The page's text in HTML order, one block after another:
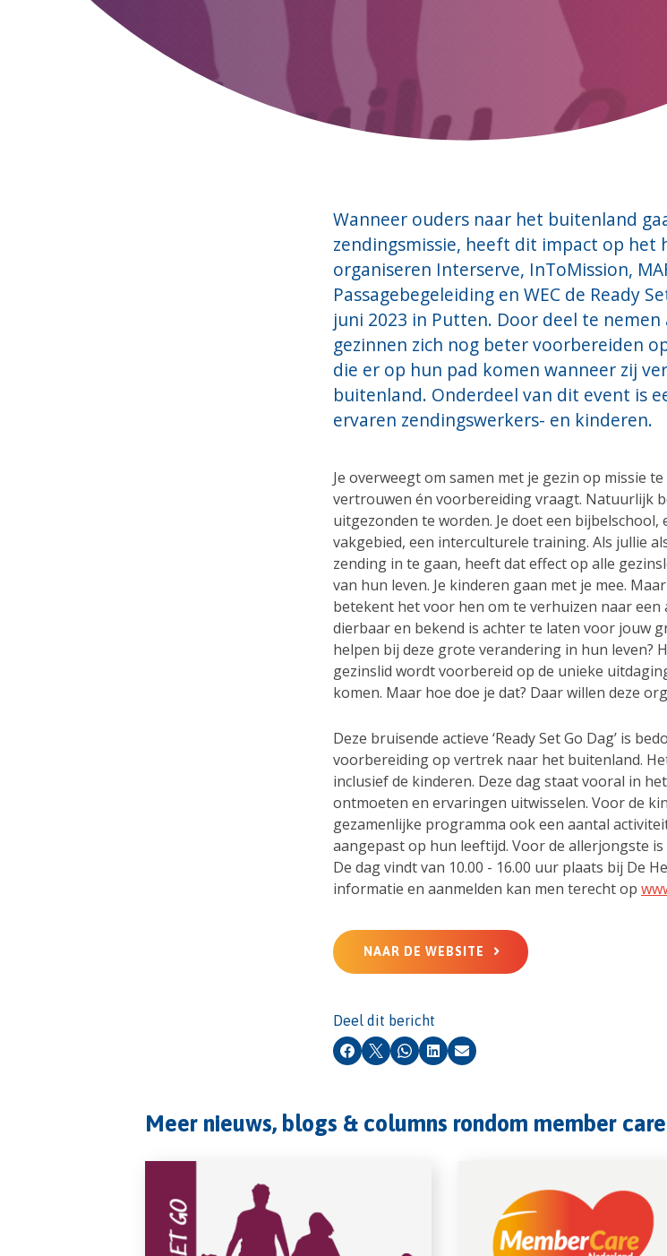
Wanneer ouders naar het buitenland
zendingsmissie, heeft dit impact op het
organiseren Interserve, InToMission,
Passagebegeleiding en WEC de Ready
juni 2023 in Putten. Door deel te nemen
gezinnen zich nog beter voorbereiden
die er op hun pad komen wanneer zij
buitenland. Onderdeel van dit event is
ervaren zendingswerkers- en kinderen.
Je overweegt om samen met je gezin op missie
vertrouwen én voorbereiding vraagt. Natuurlijk
uitgezonden te worden. Je doet een
vakgebied, een interculturele training. Als jullie
zending in te gaan, heeft dat effect op alle
van hun leven. Je kinderen gaan met je mee.
betekent het voor hen om te verhuizen naar een
dierbaar en bekend is achter te laten voor jouw
helpen bij deze grote verandering in hun leven?
gezinslid wordt voorbereid op de unieke
komen. Maar hoe doe je dat? Daar willen deze
Deze bruisende actieve ‘Ready Set Go Dag’ is
voorbereiding op vertrek naar het buitenland.
inclusief de kinderen. Deze dag staat vooral in
ontmoeten en ervaringen uitwisselen. Voor de
gezamenlijke programma ook een aantal
aangepast op hun leeftijd. Voor de allerjongste is
De dag vindt van 10.00 - 16.00 uur plaats bij De
informatie en aanmelden kan men terecht op
NAAR DE WEBSITE
Deel dit bericht
Facebook
X Whatsapp
LinkedInE-mail
Meer nieuws, blogs & columns rondom member care